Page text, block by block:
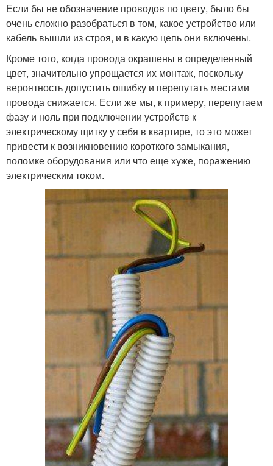
Если бы не обозначение проводов по цвету, было бы
очень сложно разобраться в том, какое устройство или
кабель вышли из строя, и в какую цепь они включены.
Кроме того, когда провода окрашены в определенный
цвет, значительно упрощается их монтаж, поскольку
вероятность допустить ошибку и перепутать местами
провода снижается. Если же мы, к примеру, перепутаем
фазу и ноль при подключении устройств к
электрическому щитку у себя в квартире, то это может
привести к возникновению короткого замыкания,
поломке оборудования или что еще хуже, поражению
электрическим током.